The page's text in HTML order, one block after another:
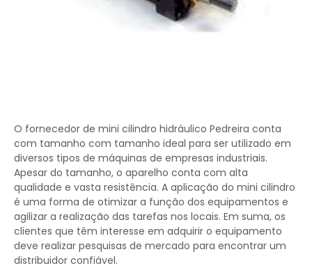
O fornecedor de mini cilindro hidráulico Pedreira conta
com tamanho com tamanho ideal para ser utilizado em
diversos tipos de máquinas de empresas industriais.
Apesar do tamanho, o aparelho conta com alta
qualidade e vasta resistência. A aplicação do mini cilindro
é uma forma de otimizar a função dos equipamentos e
agilizar a realização das tarefas nos locais. Em suma, os
clientes que têm interesse em adquirir o equipamento
deve realizar pesquisas de mercado para encontrar um
distribuidor confiável.